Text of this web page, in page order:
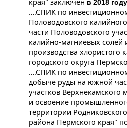
края" заключен в 2018
….СПИК по
Половодовского
части Половодовского
калийно-магниевых
производства хлористого
городского округа
….СПИК по
добыче руды на южной
участков
и освоение
территории
района Пермского края"